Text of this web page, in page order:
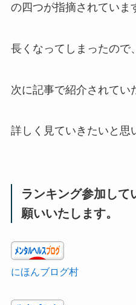
の四つが指摘されていま
長くなってしまったので、
次に記事で紹介されてい
詳しく見ていきたいと思
ランキング参加して
願いいたします。
にほんブログ村